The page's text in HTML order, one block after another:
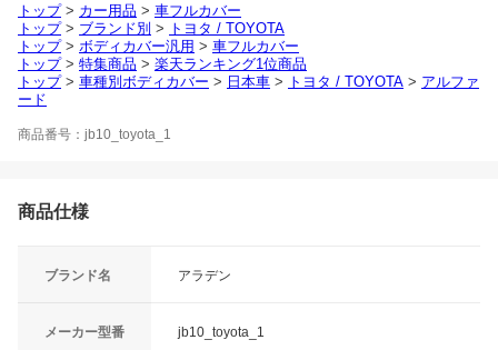
トップ> カー用品 > 車フルカバー
トップ> ブランド別 > トヨタ / TOYOTA
トップ> ボディカバー汎用 > 車フルカバー
トップ> 特集商品 > 楽天ランキング1位商品
トップ> 車種別ボディカバー > 日本車 > トヨタ / TOYOTA > アルファ
ード
商品番号：jb10_toyota_1
商品仕様
ブランド名 アラデン
メーカー型番 jb10_toyota_1